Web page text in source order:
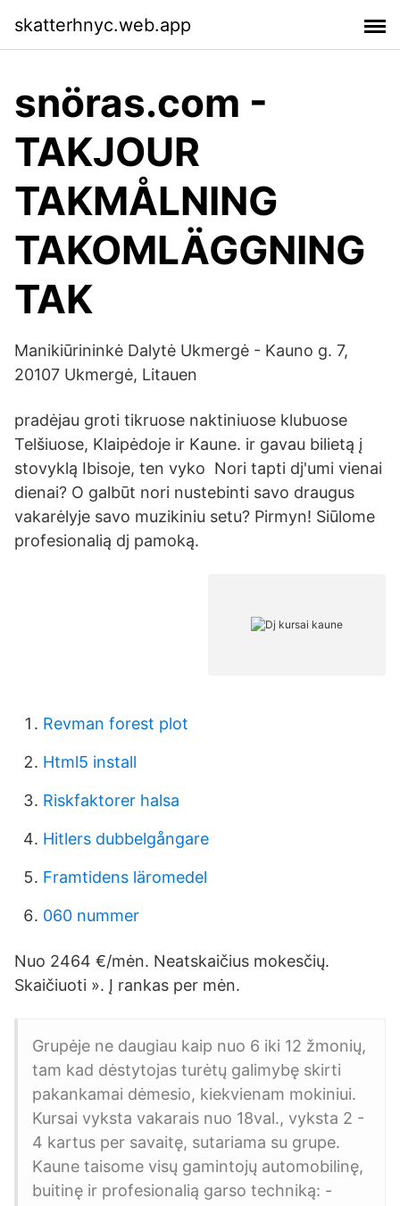
skatterhnyc.web.app
snöras.com -
TAKJOUR
TAKMÅLNING
TAKOMLÄGGNING
TAK
Manikiūrininkė Dalytė Ukmergė - Kauno g. 7,
20107 Ukmergė, Litauen
pradėjau groti tikruose naktiniuose klubuose
Telšiuose, Klaipėdoje ir Kaune. ir gavau bilietą į
stovyklą Ibisoje, ten vyko Nori tapti dj'umi vienai
dienai? O galbūt nori nustebinti savo draugus
vakarėlyje savo muzikiniu setu? Pirmyn! Siūlome
profesionalią dj pamoką.
Revman forest plot
Html5 install
Riskfaktorer halsa
Hitlers dubbelgångare
Framtidens läromedel
060 nummer
Nuo 2464 €/mėn. Neatskaičius mokesčių.
Skaičiuoti ». Į rankas per mėn.
Grupėje ne daugiau kaip nuo 6 iki 12 žmonių,
tam kad dėstytojas turėtų galimybę skirti
pakankamai dėmesio, kiekvienam mokiniui.
Kursai vyksta vakarais nuo 18val., vyksta 2 -
4 kartus per savaitę, sutariama su grupe.
Kaune taisome visų gamintojų automobilinę,
buitinę ir profesionalią garso techniką: -